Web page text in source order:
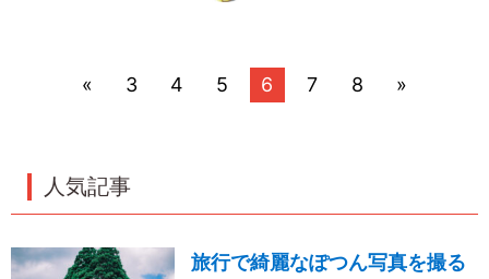
« 3 4 5 6 7 8 »
人気記事
旅行で綺麗なぽつん写真を撮る